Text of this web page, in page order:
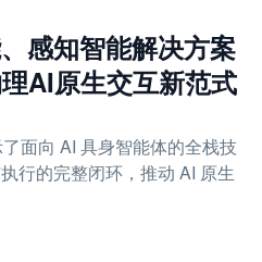
感知智能解决方案
AI原生交互新范式
面向 AI 具身智能体的全栈技
行的完整闭环，推动 AI 原生